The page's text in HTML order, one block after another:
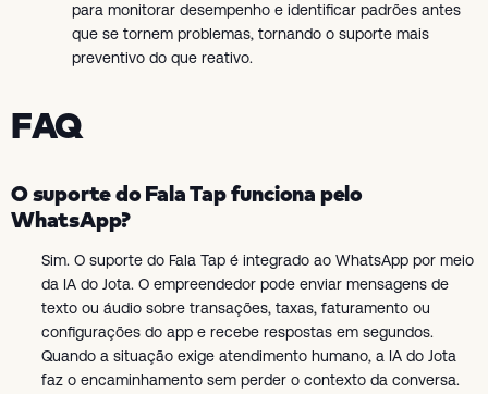
para monitorar desempenho e identificar padrões antes
que se tornem problemas, tornando o suporte mais
preventivo do que reativo.
FAQ
O suporte do Fala Tap funciona pelo
WhatsApp?
Sim. O suporte do Fala Tap é integrado ao WhatsApp por meio
da IA do Jota. O empreendedor pode enviar mensagens de
texto ou áudio sobre transações, taxas, faturamento ou
configurações do app e recebe respostas em segundos.
Quando a situação exige atendimento humano, a IA do Jota
faz o encaminhamento sem perder o contexto da conversa.